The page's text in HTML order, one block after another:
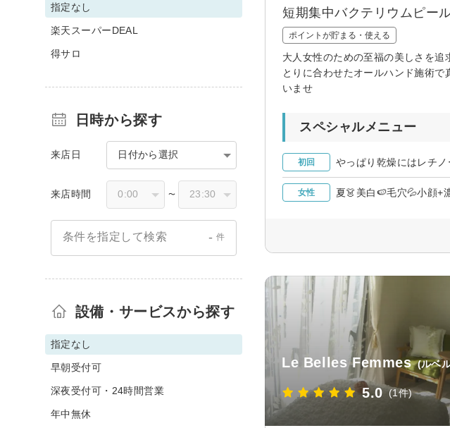
短期集中バクテリウムピー
ポイントが貯まる・使える
大人女性のための至福の美しさを
とりに合わせたオールハンド施術
いませ
スペシャルメニュー
初回 やっぱり乾燥にはレチ
女性 夏👗美白🍉毛穴💦小顔+
Le Belles Femmes (ルベ
5.0 (1件)
指定なし
楽天スーパーDEAL
得サロ
日時から探す
来店日 日付から選択
来店時間 〜
条件を指定して検索 - 件
設備・サービスから探す
指定なし
早朝受付可
深夜受付可・24時間営業
年中無休